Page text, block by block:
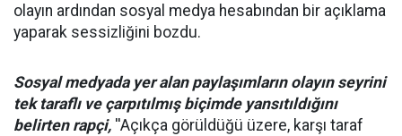
olayın ardından sosyal medya hesabından bir açıklama
yaparak sessizliğini bozdu.
Sosyal medyada yer alan paylaşımların olayın seyrini
tek taraflı ve çarpıtılmış biçimde yansıtıldığını
belirten rapçi, ''Açıkça görüldüğü üzere, karşı taraf